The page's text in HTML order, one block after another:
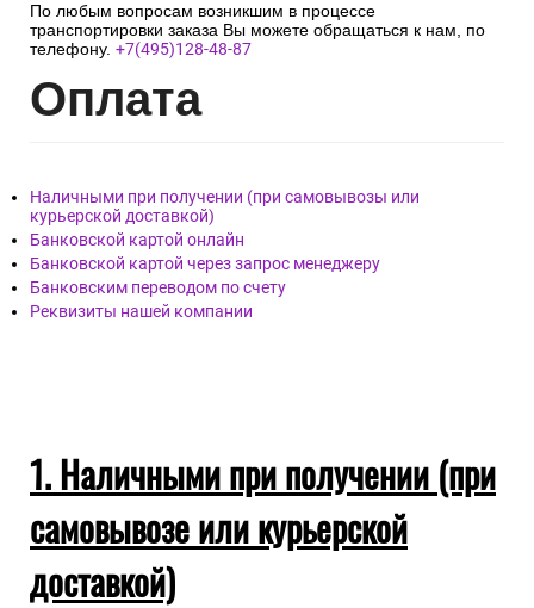
По любым вопросам возникшим в процессе
транспортировки заказа Вы можете обращаться к нам, по
телефону. +7(495)128-48-87
Оплата
Наличными при получении (при самовывозы или
курьерской доставкой)
Банковской картой онлайн
Банковской картой через запрос менеджеру
Банковским переводом по счету
Реквизиты нашей компании
1. Наличными при получении (при
самовывозе или курьерской
доставкой)